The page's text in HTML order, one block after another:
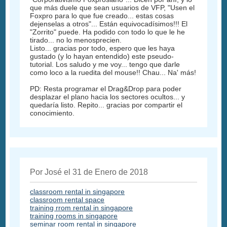
que más duele que sean usuarios de VFP, "Usen el
Foxpro para lo que fue creado... estas cosas
dejenselas a otros"... Están equivocadísimos!!! El
"Zorrito" puede. Ha podido con todo lo que le he
tirado... no lo menosprecien.
Listo... gracias por todo, espero que les haya
gustado (y lo hayan entendido) este pseudo-
tutorial. Los saludo y me voy... tengo que darle
como loco a la ruedita del mouse!! Chau... Na' más!
PD: Resta programar el Drag&Drop para poder
desplazar el plano hacia los sectores ocultos... y
quedaría listo. Repito... gracias por compartir el
conocimiento.
Por José el 31 de Enero de 2018
classroom rental in singapore
classroom rental space
training rrom rental in singapore
training rooms in singapore
seminar room rental in singapore